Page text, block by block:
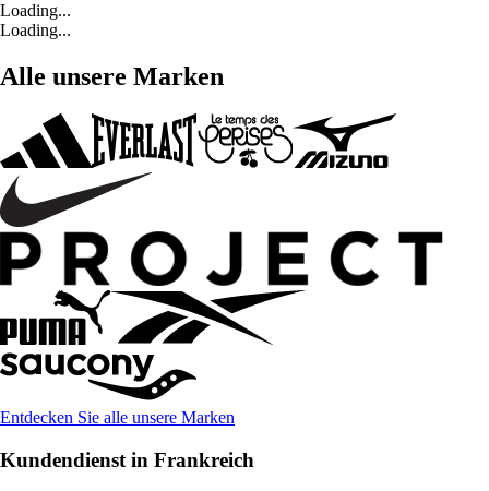
Loading...
Loading...
Alle unsere Marken
Entdecken Sie alle unsere Marken
Kundendienst in Frankreich